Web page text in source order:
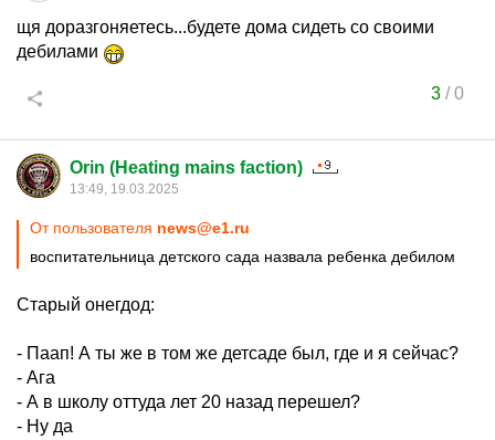
щя доразгоняетесь...будете дома сидеть со своими
дебилами
3/0
Orin (Heating mains faction)
13:49, 19.03.2025
От пользователя news@e1.ru
воспитательница детского сада назвала ребенка дебилом
Старый онегдод:
- Паап! А ты же в том же детсаде был, где и я сейчас?
- Ага
- А в школу оттуда лет 20 назад перешел?
- Ну да